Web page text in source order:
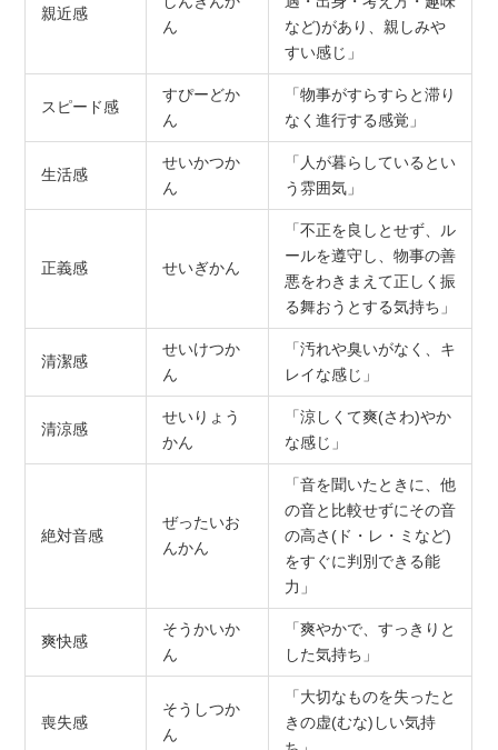
親近感
ん
など)があり、親しみや
すい感じ」
スピード感
すぴーどか
ん
「物事がすらすらと滞り
なく進行する感覚」
生活感
せいかつか
ん
「人が暮らしているとい
う雰囲気」
正義感 せいぎかん
「不正を良しとせず、ル
ールを遵守し、物事の善
悪をわきまえて正しく振
る舞おうとする気持ち」
清潔感
せいけつか
ん
「汚れや臭いがなく、キ
レイな感じ」
清涼感
せいりょう
かん
「涼しくて爽(さわ)やか
な感じ」
絶対音感
ぜったいお
んかん
「音を聞いたときに、他
の音と比較せずにその音
の高さ(ド・レ・ミなど)
をすぐに判別できる能
力」
爽快感
そうかいか
ん
「爽やかで、すっきりと
した気持ち」
喪失感
そうしつか
ん
「大切なものを失ったと
きの虚(むな)しい気持